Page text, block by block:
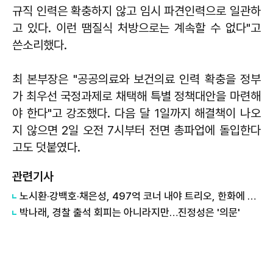
규직 인력은 확충하지 않고 임시 파견인력으로 일관하
고 있다. 이런 땜질식 처방으로는 계속할 수 없다"고
쓴소리했다.
최 본부장은 "공공의료와 보건의료 인력 확충을 정부
가 최우선 국정과제로 채택해 특별 정책대안을 마련해
야 한다"고 강조했다. 다음 달 1일까지 해결책이 나오
지 않으면 2일 오전 7시부터 전면 총파업에 돌입한다
고도 덧붙였다.
관련기사
노시환·강백호·채은성, 497억 코너 내야 트리오, 한화에 27년 만의 우승 선사할까
박나래, 경찰 출석 회피는 아니라지만…진정성은 '의문'